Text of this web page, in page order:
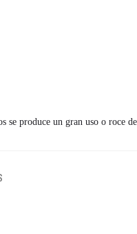
se produce un gran uso o roce